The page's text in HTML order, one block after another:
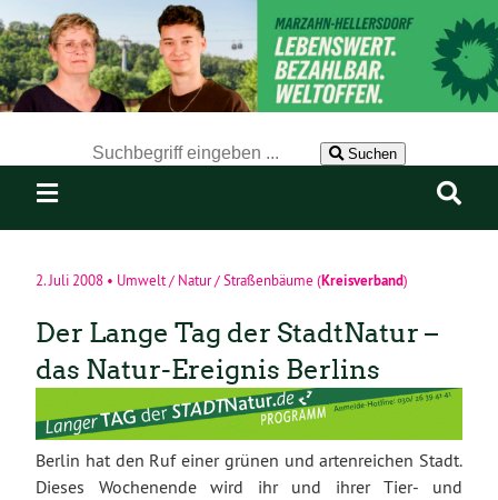
Suchen
2. Juli 2008 • Umwelt / Natur / Straßenbäume (Kreisverband)
Der Lange Tag der StadtNatur –
das Natur-Ereignis Berlins
Berlin hat den Ruf einer grünen und artenreichen Stadt.
Dieses Wochenende wird ihr und ihrer Tier- und